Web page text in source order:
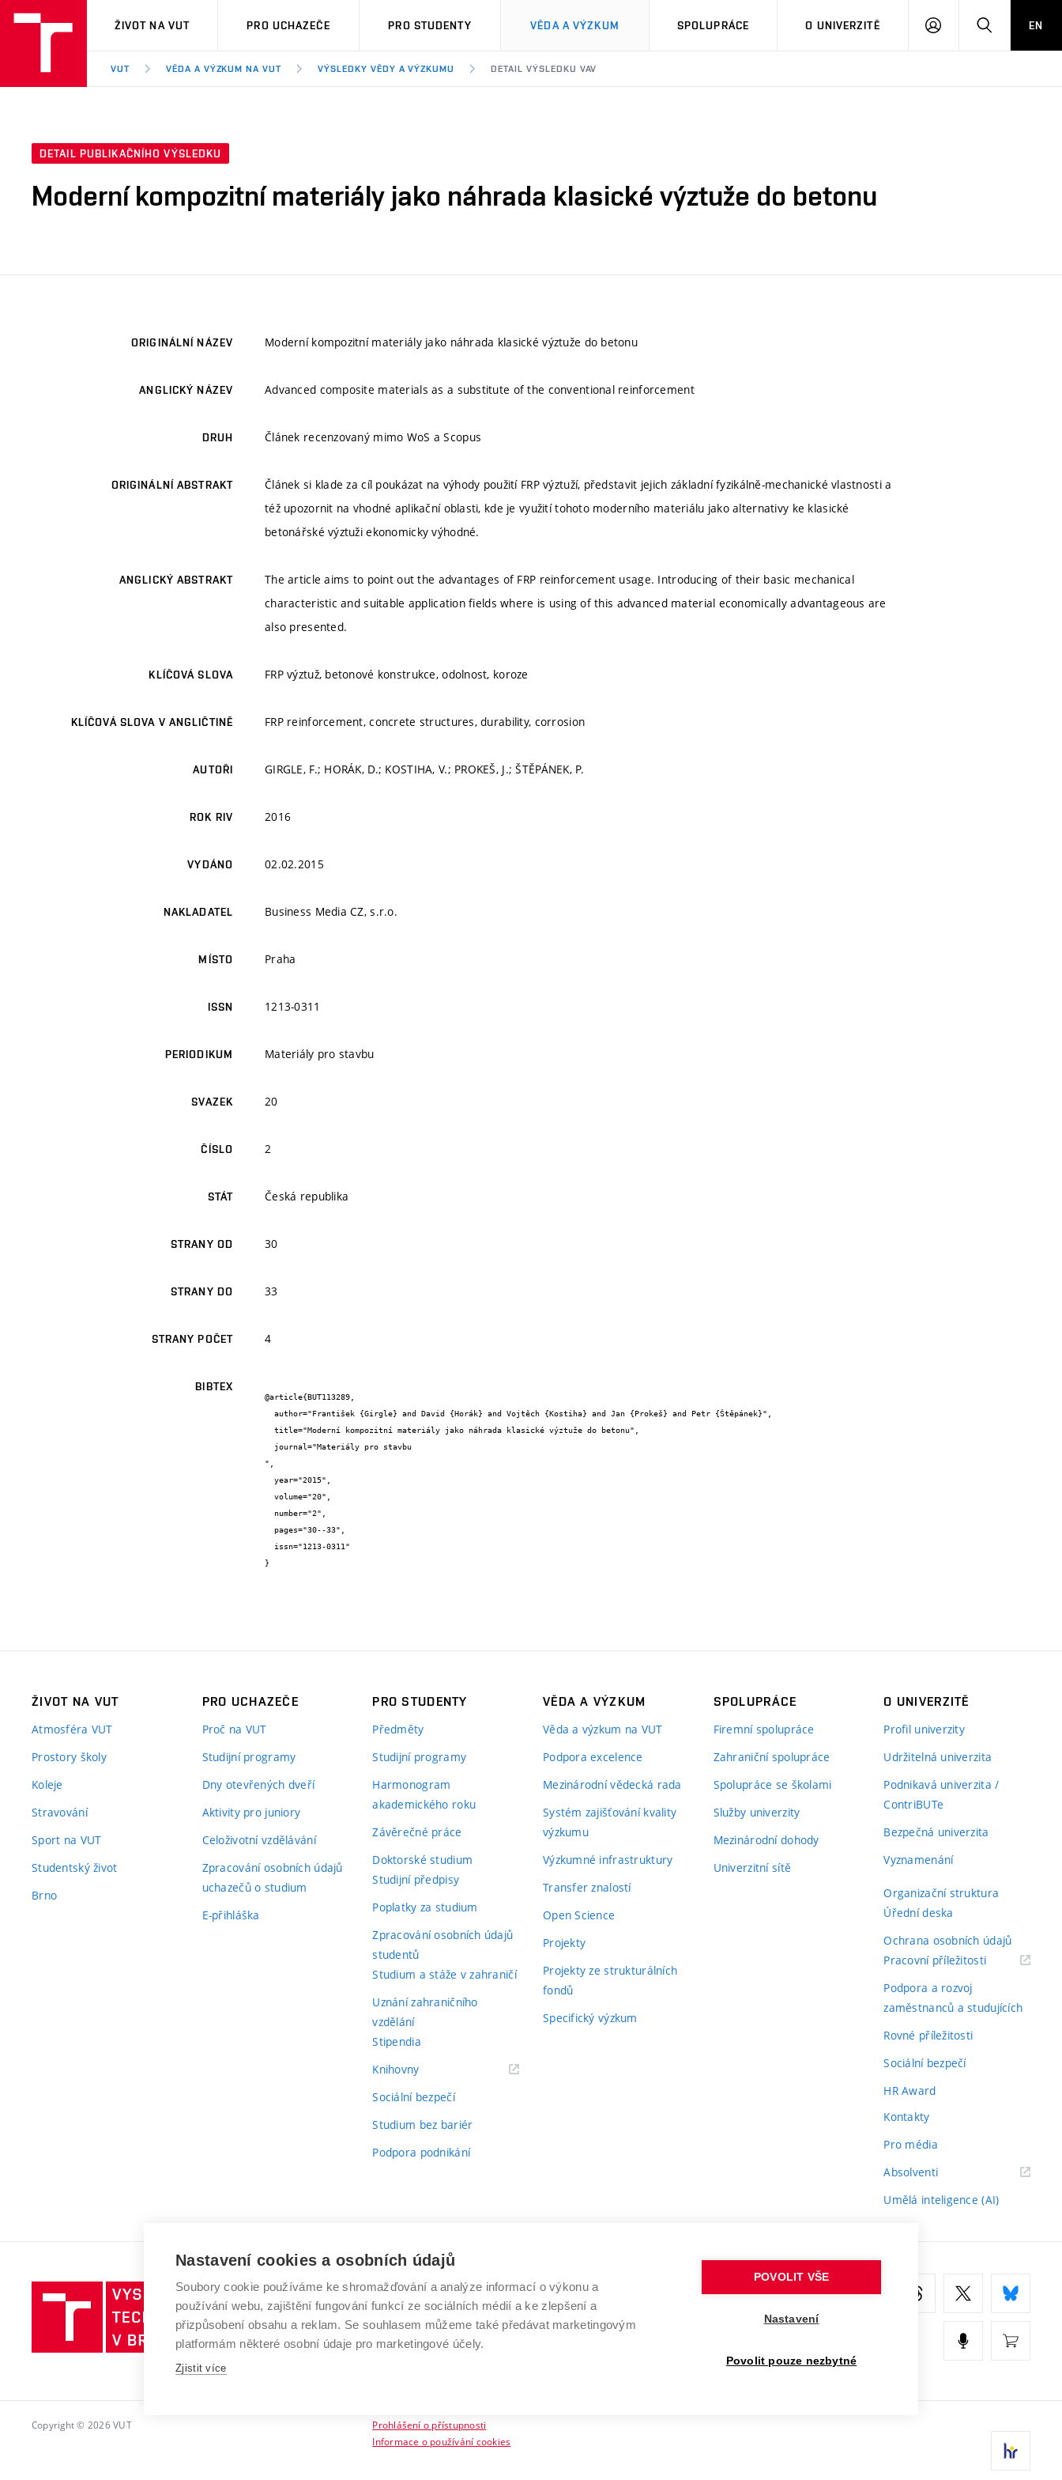
VUT
ŽIVOT NA VUT PRO UCHAZEČE PRO STUDENTY VĚDA A VÝZKUM SPOLUPRÁCE O UNIVERZITĚ
PŘIHLÁSIT HLEDATEN
VUT VĚDA A VÝZKUM NA VUT VÝSLEDKY VĚDY A VÝZKUMU DETAIL VÝSLEDKU VAV
DETAIL PUBLIKAČNÍHO VÝSLEDKU
Moderní kompozitní materiály jako náhrada klasické výztuže do betonu
ORIGINÁLNÍ NÁZEV Moderní kompozitní materiály jako náhrada klasické výztuže do betonu
ANGLICKÝ NÁZEV Advanced composite materials as a substitute of the conventional reinforcement
DRUH Článek recenzovaný mimo WoS a Scopus
ORIGINÁLNÍ ABSTRAKT
Článek si klade za cíl poukázat na výhody použití FRP výztuží, představit jejich základní fyzikálně-mechanické vlastnosti a
též upozornit na vhodné aplikační oblasti, kde je využití tohoto moderního materiálu jako alternativy ke klasické
betonářské výztuži ekonomicky výhodné.
ANGLICKÝ ABSTRAKT
The article aims to point out the advantages of FRP reinforcement usage. Introducing of their basic mechanical
characteristic and suitable application fields where is using of this advanced material economically advantageous are
also presented.
KLÍČOVÁ SLOVA FRP výztuž, betonové konstrukce, odolnost, koroze
KLÍČOVÁ SLOVA V ANGLIČTINĚ FRP reinforcement, concrete structures, durability, corrosion
AUTOŘI GIRGLE, F.; HORÁK, D.; KOSTIHA, V.; PROKEŠ, J.; ŠTĚPÁNEK, P.
ROK RIV 2016
VYDÁNO 02.02.2015
NAKLADATEL Business Media CZ, s.r.o.
MÍSTO Praha
ISSN 1213-0311
PERIODIKUM Materiály pro stavbu
SVAZEK 20
ČÍSLO 2
STÁT Česká republika
STRANY OD 30
STRANY DO 33
STRANY POČET 4
BIBTEX
@article{BUT113289,
",
}
ŽIVOT NA VUT
Atmosféra VUT
Prostory školy
Koleje
Stravování
Sport na VUT
Studentský život
Brno
PRO UCHAZEČE
Proč na VUT
Studijní programy
Dny otevřených dveří
Aktivity pro juniory
Celoživotní vzdělávání
Zpracování osobních údajů
uchazečů o studium
E-přihláška
PRO STUDENTY
Předměty
Studijní programy
Harmonogram
akademického roku
Závěrečné práce
Doktorské studium
Studijní předpisy
Poplatky za studium
Zpracování osobních údajů
studentů
Studium a stáže v zahraničí
Uznání zahraničního
vzdělání
Stipendia
Knihovny(externí
Sociální bezpečí
Studium bez bariér
Podpora podnikání
VĚDA A VÝZKUM
Věda a výzkum na VUT
Podpora excelence
Mezinárodní vědecká rada
Systém zajišťování kvality
výzkumu
Výzkumné infrastruktury
Transfer znalostí
Open Science
Projekty
Projekty ze strukturálních
fondů
Specifický výzkum
SPOLUPRÁCE
Firemní spolupráce
Zahraniční spolupráce
Spolupráce se školami
Služby univerzity
Mezinárodní dohody
Univerzitní sítě
O UNIVERZITĚ
Profil univerzity
Udržitelná univerzita
Podnikavá univerzita /
ContriBUTe
Bezpečná univerzita
Vyznamenání
Organizační struktura
Úřední deska
Ochrana osobních údajů
Pracovní příležitosti(externí
Podpora a rozvoj
zaměstnanců a studujících
Rovné příležitosti
Sociální bezpečí
HR Award
Kontakty
Pro média
Absolventi(externí
Umělá inteligence (AI)
Vysoké
učení
technické
v
VYSOKÉ UČENÍ TECHNICKÉ V BRNĚ
Antonínská 548/1
602 00 Brno
www.vut.cz
Copyright © 2026 VUT
Prohlášení o přístupnosti
Informace o používání cookies
Nastavení cookies a osobních údajů
Soubory cookie používáme ke shromažďování a analýze informací o výkonu a
používání webu, zajištění fungování funkcí ze sociálních médií a ke zlepšení a
přizpůsobení obsahu a reklam. Se souhlasem můžeme také předávat marketingovým
platformám některé osobní údaje pro marketingové účely.
Zjistit více
POVOLIT VŠE
Nastavení
Povolit pouze nezbytné